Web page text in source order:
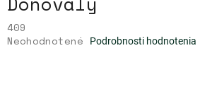
409
Priemerné
Neohodnotené Podrobnosti hodnotenia